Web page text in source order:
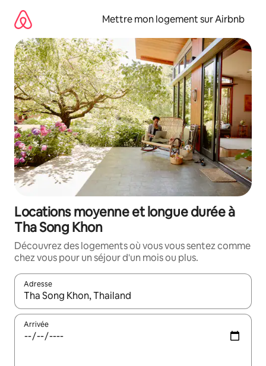
directement
contenu
Mettre mon logement sur Airbnb
Locations moyenne et longue durée à
Tha Song Khon
Découvrez des logements où vous vous sentez comme
chez vous pour un séjour d'un mois ou plus.
Adresse
Lorsque les résultats s'affichent, utilisez les flèches vers le
Arrivée